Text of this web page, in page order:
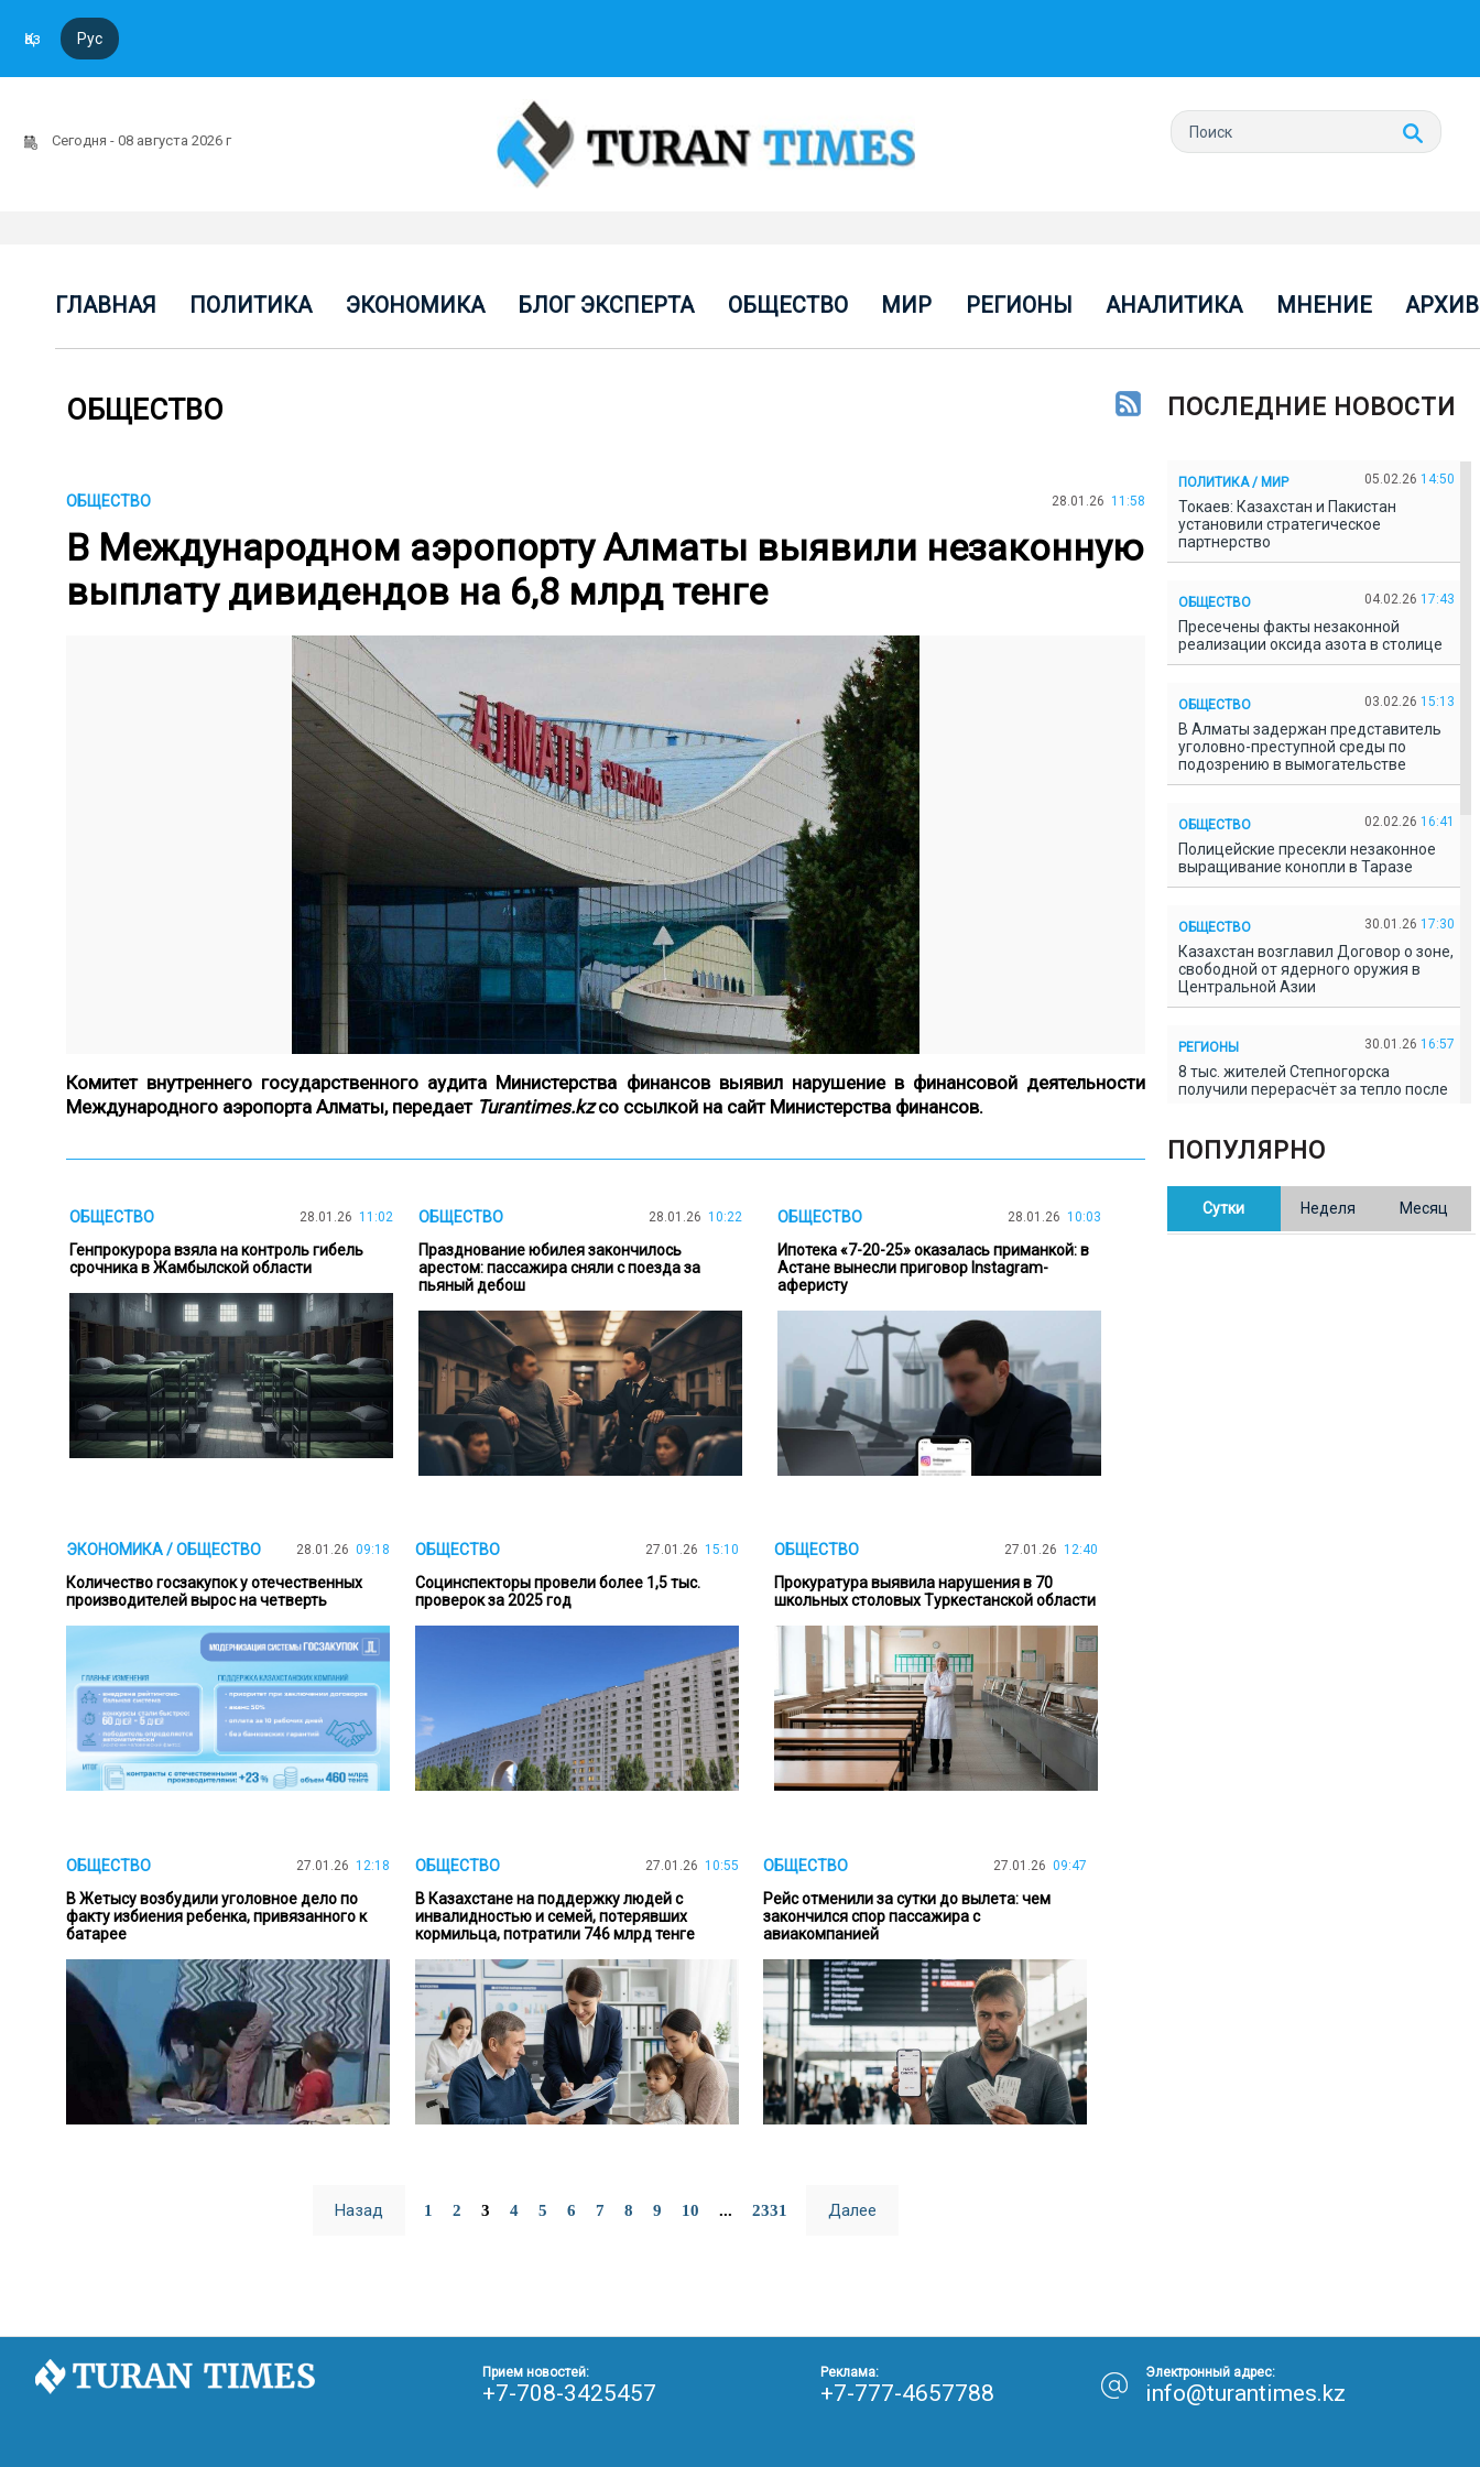
Қаз Рус
Сегодня - 08 августа 2026 г
ГЛАВНАЯ ПОЛИТИКА ЭКОНОМИКА БЛОГ ЭКСПЕРТА ОБЩЕСТВО МИР РЕГИОНЫ АНАЛИТИКА МНЕНИЕ АРХИВ
ОБЩЕСТВО
ОБЩЕСТВО 28.01.26 11:58
В Международном аэропорту Алматы выявили незаконную
выплату дивидендов на 6,8 млрд тенге
Комитет внутреннего государственного аудита Министерства финансов выявил нарушение в финансовой деятельности
Международного аэропорта Алматы, передает Turantimes.kzсо ссылкой на сайт Министерства финансов.
ОБЩЕСТВО 28.01.26 11:02
Генпрокурора взяла на контроль гибель
срочника в Жамбылской области
ОБЩЕСТВО 28.01.26 10:22
Празднование юбилея закончилось
арестом: пассажира сняли с поезда за
пьяный дебош
ОБЩЕСТВО 28.01.26 10:03
Ипотека «7-20-25» оказалась приманкой: в
Астане вынесли приговор Instagram-
аферисту
ЭКОНОМИКА / ОБЩЕСТВО 28.01.26 09:18
Количество госзакупок у отечественных
производителей вырос на четверть
ОБЩЕСТВО 27.01.26 15:10
Социнспекторы провели более 1,5 тыс.
проверок за 2025 год
ОБЩЕСТВО 27.01.26 12:40
Прокуратура выявила нарушения в 70
школьных столовых Туркестанской области
ОБЩЕСТВО 27.01.26 12:18
В Жетысу возбудили уголовное дело по
факту избиения ребенка, привязанного к
батарее
ОБЩЕСТВО 27.01.26 10:55
В Казахстане на поддержку людей с
инвалидностью и семей, потерявших
кормильца, потратили 746 млрд тенге
ОБЩЕСТВО 27.01.26 09:47
Рейс отменили за сутки до вылета: чем
закончился спор пассажира с
авиакомпанией
Назад 1 2 3 4 5 6 7 8 9 10 ... 2331 Далее
ПОСЛЕДНИЕ НОВОСТИ
ПОЛИТИКА / МИР 05.02.26 14:50
Токаев: Казахстан и Пакистан
установили стратегическое
партнерство
ОБЩЕСТВО 04.02.26 17:43
Пресечены факты незаконной
реализации оксида азота в столице
ОБЩЕСТВО 03.02.26 15:13
В Алматы задержан представитель
уголовно-преступной среды по
подозрению в вымогательстве
ОБЩЕСТВО 02.02.26 16:41
Полицейские пресекли незаконное
выращивание конопли в Таразе
ОБЩЕСТВО 30.01.26 17:30
Казахстан возглавил Договор о зоне,
свободной от ядерного оружия в
Центральной Азии
РЕГИОНЫ 30.01.26 16:57
8 тыс. жителей Степногорска
получили перерасчёт за тепло после
В Казахстане готовят новую
редакцию Конституции: меняется
ПОПУЛЯРНО
Сутки Неделя Месяц
Прием новостей:
+7-708-3425457
Реклама:
+7-777-4657788
Электронный адрес:
info@turantimes.kz